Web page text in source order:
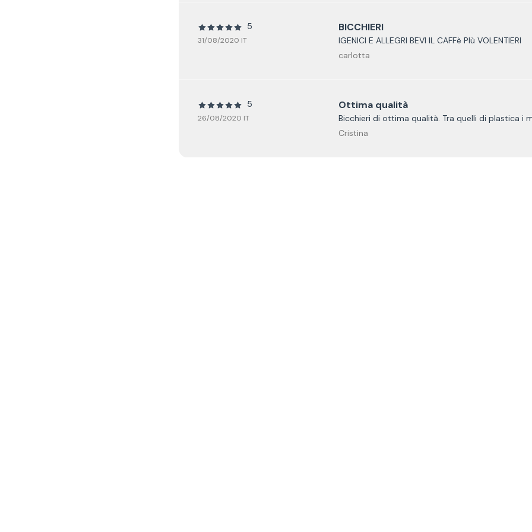
5
31/08/2020 IT
BICCHIERI
IGENICI E ALLEGRI BEVI IL CAFFè PIù VOLENTIERI
carlotta
5
26/08/2020 IT
Ottima qualità
Bicchieri di ottima qualità. Tra quelli di plastica i
Cristina